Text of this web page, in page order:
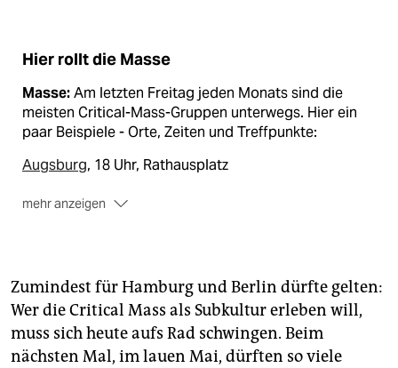
Hier rollt die Masse
Masse:Am letzten Freitag jeden Monats sind die
meisten Critical-Mass-Gruppen unterwegs. Hier ein
paar Beispiele - Orte, Zeiten und Treffpunkte:
Augsburg, 18 Uhr, Rathausplatz
mehr anzeigen
Freiburg, 18 Uhr, Stadttheater
Greifswald , 18 Uhr, Mensa
Hamburg , 19 Uhr, noch offen
Zumindest für Hamburg und Berlin dürfte gelten:
Wer die Critical Mass als Subkultur erleben will,
muss sich heute aufs Rad schwingen. Beim
nächsten Mal, im lauen Mai, dürften so viele